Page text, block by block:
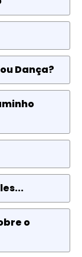
Dança?
o